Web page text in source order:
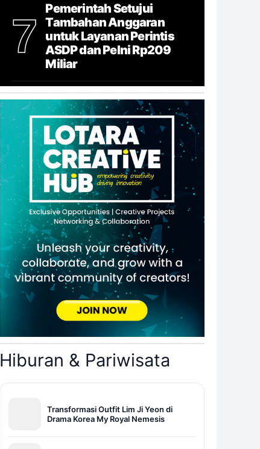
7
Pemerintah Setujui
Tambahan Anggaran
untuk Layanan Perintis
ASDP dan Pelni Rp209
Miliar
Hiburan & Pariwisata
Transformasi Outfit Lim Ji Yeon di
Drama Korea My Royal Nemesis